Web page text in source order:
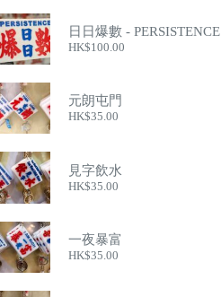
日日爆數 - PERSISTENCE
HK$100.00
元朗屯門
HK$35.00
見字飲水
HK$35.00
一夜暴富
HK$35.00